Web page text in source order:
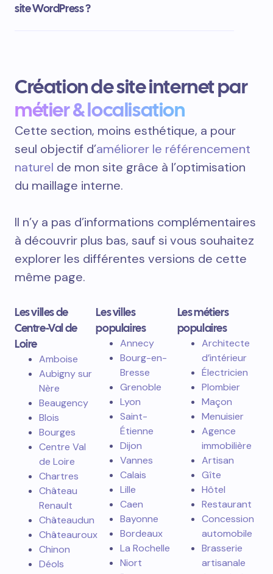
site WordPress ?
Création de site internet par
métier & localisation
Cette section, moins esthétique, a pour
seul objectif d’améliorer le référencement
naturel de mon site grâce à l’optimisation
du maillage interne.
Il n’y a pas d’informations complémentaires
à découvrir plus bas, sauf si vous souhaitez
explorer les différentes versions de cette
même page.
Les villes de
Centre-Val de
Loire
Amboise
Aubigny sur
Nère
Beaugency
Blois
Bourges
Centre Val
de Loire
Chartres
Château
Renault
Châteaudun
Châteauroux
Chinon
Déols
Les villes
populaires
Annecy
Bourg-en-
Bresse
Grenoble
Lyon
Saint-
Étienne
Dijon
Vannes
Calais
Lille
Caen
Bayonne
Bordeaux
La Rochelle
Niort
Les métiers
populaires
Architecte
d’intérieur
Électricien
Plombier
Maçon
Menuisier
Agence
immobilière
Artisan
Gîte
Hôtel
Restaurant
Concession
automobile
Brasserie
artisanale